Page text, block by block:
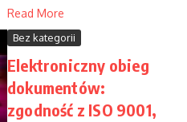
Read More
Bez kategorii
Elektroniczny obieg
dokumentów:
zgodność z ISO 9001,